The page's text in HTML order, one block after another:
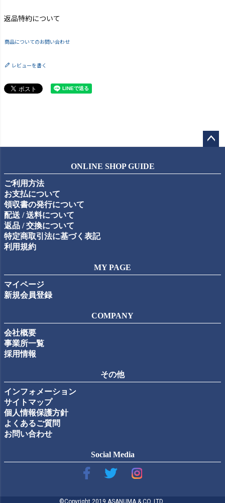
返品特約について
商品についてのお問い合わせ
レビューを書く
ップ
ONLINE SHOP GUIDE
ご利用方法
お支払について
領収書の発行について
配送 / 送料について
返品 / 交換について
特定商取引法に基づく表記
利用規約
MY PAGE
マイページ
新規会員登録
COMPANY
会社概要
事業所一覧
採用情報
その他
インフォメーション
サイトマップ
個人情報保護方針
よくあるご質問
お問い合わせ
Social Media
©Copyright 2019 ASANUMA & CO.,LTD..